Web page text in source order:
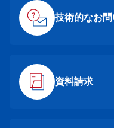
技術的なお
資料請求